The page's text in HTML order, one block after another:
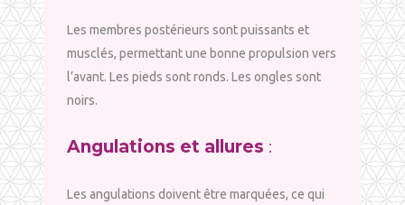
Les membres postérieurs sont puissants et
musclés, permettant une bonne propulsion vers
l’avant. Les pieds sont ronds. Les ongles sont
noirs.
Angulations et allures :
Les angulations doivent être marquées, ce qui